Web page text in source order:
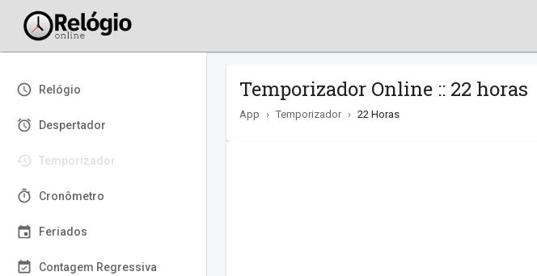
Relógio
Despertador
Temporizador
Cronômetro
Feriados
Contagem Regressiva
Temporizador Online :: 22 horas
App › Temporizador › 22 Horas